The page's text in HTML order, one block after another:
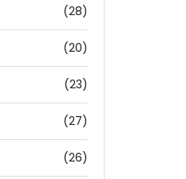
(28)
(20)
(23)
(27)
(26)